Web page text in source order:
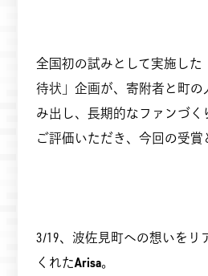
全国初の試みとして実施した
待状」企画が、寄附者と町の
み出し、長期的なファンづく
ご評価いただき、今回の受賞
3/19、波佐見町への想いをリ
くれたArisa。